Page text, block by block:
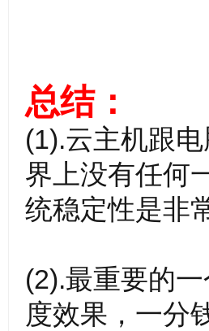
台
总结：
(1).云主机跟
界上没有任何
统稳定性是非
(2).最重要的
度效果，一分